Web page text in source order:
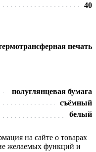
40
печать
полуглянцевая бумага
съёмный
белый
на сайте о товарах
желаемых функций и